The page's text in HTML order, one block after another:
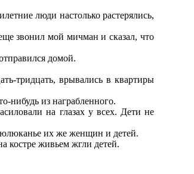
люди настолько растерялись,
звонил мой мичман и сказал, что
домой.
тридцать, врывались в квартиры
нибудь из награбленного.
на глазах у всех. Дети не
их же женщин и детей.
костре живьем жгли детей.